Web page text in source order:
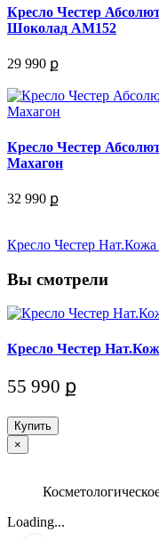
Кресло Честер
Шоколад АМ152
29 990 ք
Кресло Честер
Махагон
32 990 ք
Кресло Честер
Вы смотрели
Кресло Честер
55 990 ք
Купить
×
Loading...